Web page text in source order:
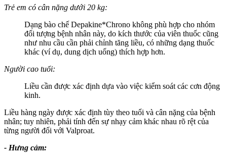
Trẻ em có cân nặng dưới 20 kg:
Dạng bào chế Depakine*Chrono không phù hợp cho nhóm
đối tượng bệnh nhân này, do kích thước của viên thuốc cũng
như nhu cầu cần phải chỉnh tăng liều, có những dạng thuốc
khác (ví dụ, dung dịch uống) thích hợp hơn.
Người cao tuổi:
Liều cần được xác định dựa vào việc kiểm soát các cơn động
kinh.
Liều hàng ngày được xác định tùy theo tuổi và cân nặng của bệnh
nhân; tuy nhiên, phải tính đến sự nhạy cảm khác nhau rõ rệt của
từng người đối với Valproat.
- Hưng cảm: